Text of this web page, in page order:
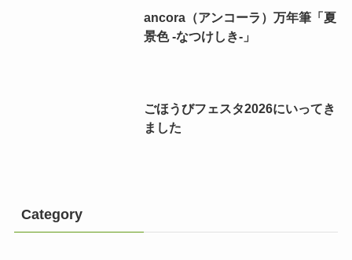
ancora（アンコーラ）万年筆「夏
景色 -なつけしき-」
ごほうびフェスタ2026にいってき
ました
Category